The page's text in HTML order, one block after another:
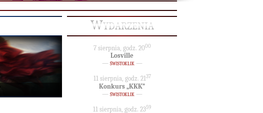
Wydarzenia
7 sierpnia, godz. 2000
Losville
— świstoklik—
11 sierpnia, godz. 2137
Konkurs „KKK”
— świstoklik—
11 sierpnia, godz. 2359